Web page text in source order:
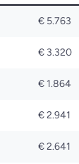
€ 5.763
€ 3.320
€ 1.864
€ 2.941
€ 2.641